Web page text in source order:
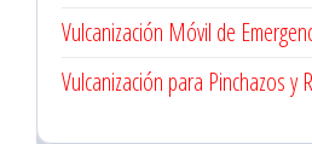
Vulcanización Móvil de
Vulcanización para Pinchazos y